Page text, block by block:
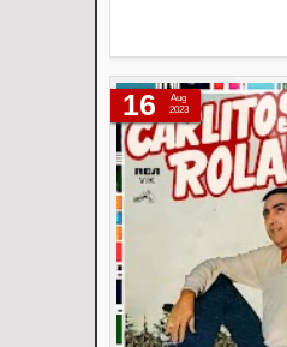
16
Aug
2023